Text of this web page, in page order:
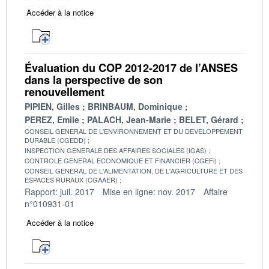
Accéder à la notice
Évaluation du COP 2012-2017 de l’ANSES
dans la perspective de son
renouvellement
PIPIEN, Gilles
BRINBAUM, Dominique
PEREZ, Emile
PALACH, Jean-Marie BELET, Gérard
CONSEIL GENERAL DE L'ENVIRONNEMENT ET DU DEVELOPPEMENT
DURABLE (CGEDD)
INSPECTION GENERALE DES AFFAIRES SOCIALES (IGAS)
CONTROLE GENERAL ECONOMIQUE ET FINANCIER (CGEFi)
CONSEIL GENERAL DE L'ALIMENTATION, DE L'AGRICULTURE ET DES
ESPACES RURAUX (CGAAER)
Rapport: juil. 2017 Mise en ligne: nov. 2017
Affaire
n°010931-01
Accéder à la notice